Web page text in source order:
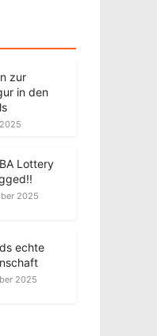
zur
in den
Lottery
2025
echte
2025